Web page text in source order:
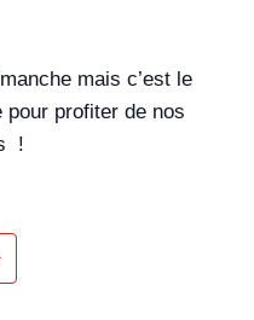
mais c’est le
pour profiter de nos
!